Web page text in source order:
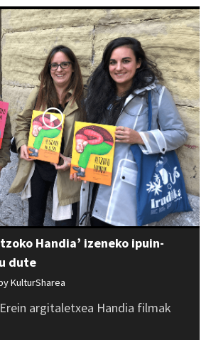
Handia’ izeneko ipuin-
dute
KulturSharea
argitaletxea Handia filmak